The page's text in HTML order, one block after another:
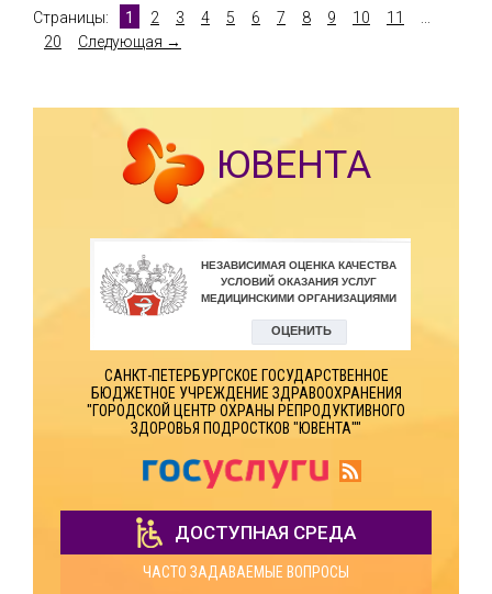
Страницы: 1 2 3 4 5 6 7 8 9 10 11
20
Следующая →
ЮВЕНТА
САНКТ-ПЕТЕРБУРГСКОЕ ГОСУДАРСТВЕННОЕ
БЮДЖЕТНОЕ УЧРЕЖДЕНИЕ ЗДРАВООХРАНЕНИЯ
"ГОРОДСКОЙ ЦЕНТР ОХРАНЫ РЕПРОДУКТИВНОГО
ЗДОРОВЬЯ ПОДРОСТКОВ "ЮВЕНТА""
ДОСТУПНАЯ СРЕДА
ЧАСТО ЗАДАВАЕМЫЕ ВОПРОСЫ